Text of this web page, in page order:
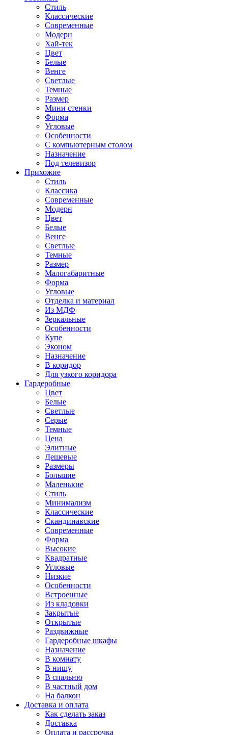
Стиль
Классические
Современные
Модерн
Хай-тек
Цвет
Белые
Венге
Светлые
Темные
Размер
Мини стенки
Форма
Угловые
Особенности
С компьютерным столом
Назначение
Под телевизор
Прихожие
Стиль
Классика
Современные
Модерн
Цвет
Белые
Венге
Светлые
Темные
Размер
Малогабаритные
Форма
Угловые
Отделка и материал
Из МДФ
Зеркальные
Особенности
Купе
Эконом
Назначение
В коридор
Для узкого коридора
Гардеробные
Цвет
Белые
Светлые
Серые
Темные
Цена
Элитные
Дешевые
Размеры
Большие
Маленькие
Стиль
Минимализм
Классические
Скандинавские
Современные
Форма
Высокие
Квадратные
Угловые
Низкие
Особенности
Встроенные
Из кладовки
Закрытые
Открытые
Раздвижные
Гардеробные шкафы
Назначение
В комнату
В нишу
В спальню
В частный дом
На балкон
Доставка и оплата
Как сделать заказ
Доставка
Оплата и рассрочка